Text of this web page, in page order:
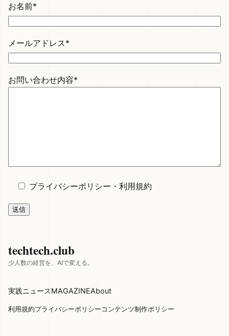
お名前*
メールアドレス*
お問い合わせ内容*
プライバシーポリシー ・ 利用規約
techtech.club
少人数の経営を、AIで変える。
実践ニュースMAGAZINEAbout
利用規約プライバシーポリシーコンテンツ制作ポリシー